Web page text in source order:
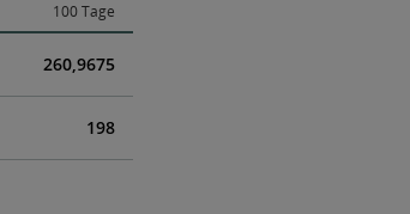
100 Tage
260,9675
198